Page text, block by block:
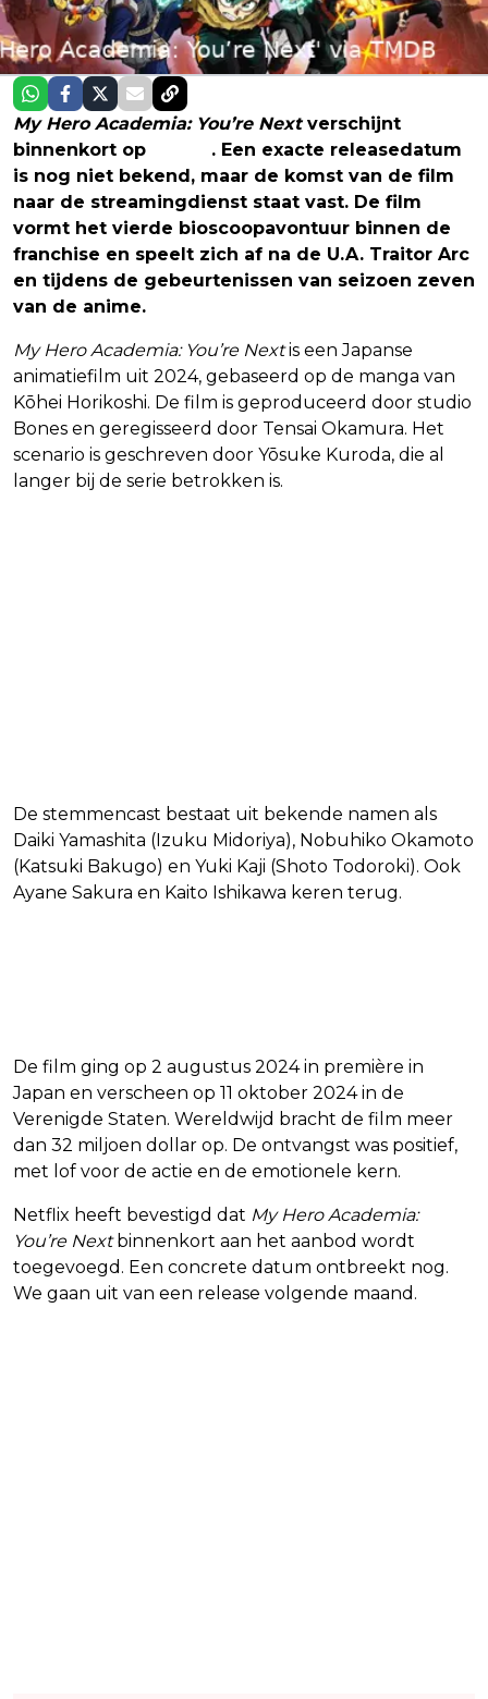
My Hero Academia: You’re Nextverschijnt
binnenkort op
. Een exacte releasedatum
is nog niet bekend, maar de komst van de film
naar de streamingdienst staat vast. De film
vormt het vierde bioscoopavontuur binnen de
franchise en speelt zich af na de U.A. Traitor Arc
en tijdens de gebeurtenissen van seizoen zeven
van de anime.
My Hero Academia: You’re Nextis een Japanse
animatiefilm uit 2024, gebaseerd op de manga van
Kōhei Horikoshi. De film is geproduceerd door studio
Bones en geregisseerd door Tensai Okamura. Het
scenario is geschreven door Yōsuke Kuroda, die al
langer bij de serie betrokken is.
De stemmencast bestaat uit bekende namen als
Daiki Yamashita (Izuku Midoriya), Nobuhiko Okamoto
(Katsuki Bakugo) en Yuki Kaji (Shoto Todoroki). Ook
Ayane Sakura en Kaito Ishikawa keren terug.
De film ging op 2 augustus 2024 in première in
Japan en verscheen op 11 oktober 2024 in de
Verenigde Staten. Wereldwijd bracht de film meer
dan 32 miljoen dollar op. De ontvangst was positief,
met lof voor de actie en de emotionele kern.
Netflix heeft bevestigd dat My Hero Academia:
You’re Nextbinnenkort aan het aanbod wordt
toegevoegd. Een concrete datum ontbreekt nog.
We gaan uit van een release volgende maand.